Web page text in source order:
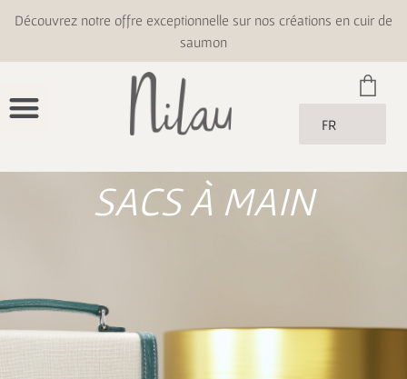
Découvrez notre offre exceptionnelle sur nos créations en cuir de
saumon
FR
SACS À MAIN